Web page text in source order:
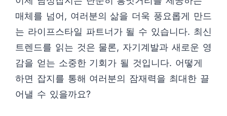
매체를 넘어, 여러분의 삶을 더욱 풍요롭게 만드
는 라이프스타일 파트너가 될 수 있습니다. 최신
트렌드를 읽는 것은 물론, 자기계발과 새로운 영
감을 얻는 소중한 기회가 될 것입니다. 어떻게
하면 잡지를 통해 여러분의 잠재력을 최대한 끌
어낼 수 있을까요?